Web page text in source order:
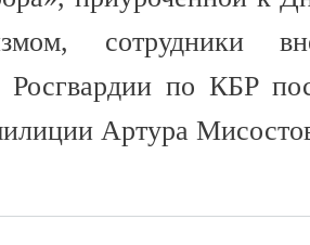
сотрудники
Росгвардии по КБР
Артура